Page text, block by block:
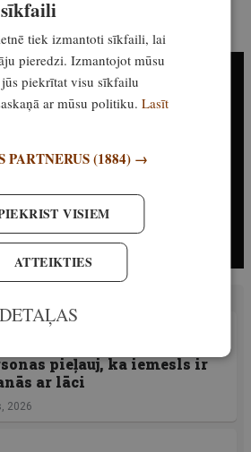
pieļauj, ka iemesls ir
ar lāci
2026
tiek izmantoti sīkfaili, lai
pieredzi. Izmantojot mūsu
piekrītat visu sīkfailu
ar mūsu politiku.Lasīt
PARTNERUS(1884) →
VISIEM
ATTEIKTIES